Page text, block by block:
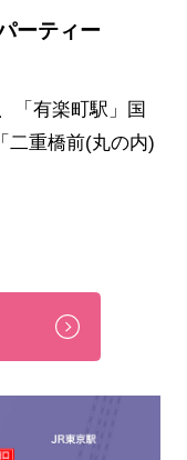
ーティー
「有楽町駅」国
二重橋前(丸の内)